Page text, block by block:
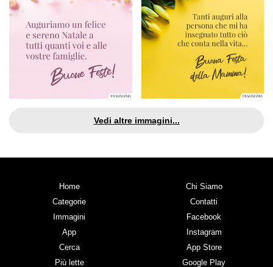
Vedi altre immagini...
Home
Categorie
Immagini
App
Cerca
Più lette
Chi Siamo
Contatti
Facebook
Instagram
App Store
Google Play